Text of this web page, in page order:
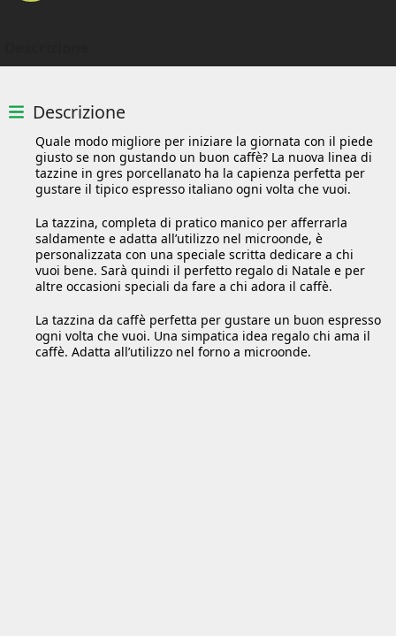
Descrizione
Quale modo migliore per iniziare la giornata con il piede
giusto se non gustando un buon caffè? La nuova linea di
tazzine in gres porcellanato ha la capienza perfetta per
gustare il tipico espresso italiano ogni volta che vuoi.
La tazzina, completa di pratico manico per afferrarla
saldamente e adatta all’utilizzo nel microonde, è
personalizzata con una speciale scritta dedicare a chi
vuoi bene. Sarà quindi il perfetto regalo di Natale e per
altre occasioni speciali da fare a chi adora il caffè.
La tazzina da caffè perfetta per gustare un buon espresso
ogni volta che vuoi. Una simpatica idea regalo chi ama il
caffè. Adatta all’utilizzo nel forno a microonde.